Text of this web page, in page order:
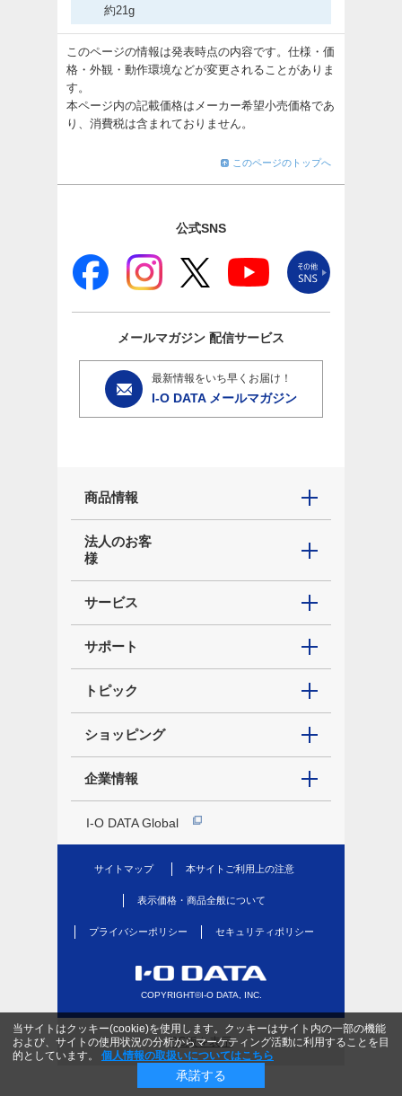
約21g
このページの情報は発表時点の内容です。仕様・価
格・外観・動作環境などが変更されることがありま
す。
本ページ内の記載価格はメーカー希望小売価格であ
り、消費税は含まれておりません。
このページのトップへ
公式SNS
メールマガジン 配信サービス
最新情報をいち早くお届け！
I-O DATA メールマガジン
商品情報
法人のお客
様
サービス
サポート
トピック
ショッピング
企業情報
I-O DATA Global
サイトマップ 本サイトご利用上の注意
表示価格・商品全般について
プライバシーポリシー セキュリティポリシー
COPYRIGHT©I-O DATA, INC.
当サイトはクッキー(cookie)を使用します。クッキーはサイト内の一部の機能
および、サイトの使用状況の分析からマーケティング活動に利用することを目
的としています。
個人情報の取扱いについてはこちら
承諾する
PC版を表示